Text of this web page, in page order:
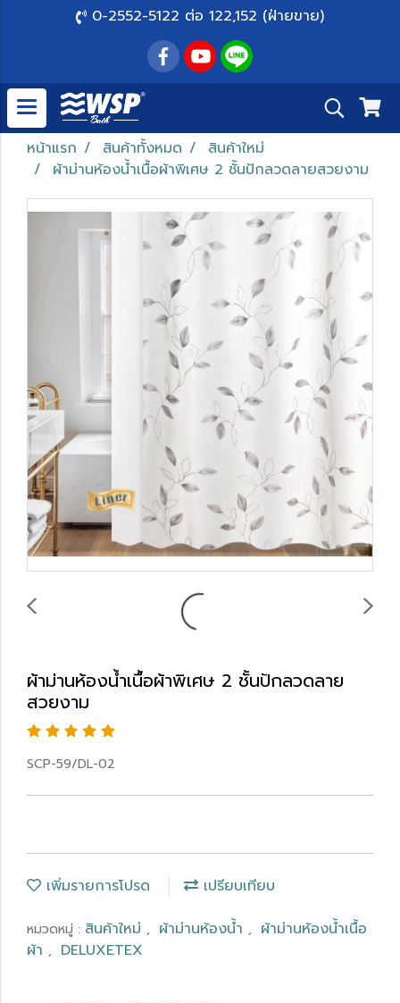
0-2552-5122 ต่อ 122,152 (ฝ่ายขาย)
หน้าแรก สินค้าทั้งหมด
สินค้าใหม่
ผ้าม่านห้องน้ำเนื้อผ้าพิเศษ 2 ชั้นปักลวดลายสวยงาม
ผ้าม่านห้องน้ำเนื้อผ้าพิเศษ 2 ชั้นปักลวดลาย
สวยงาม
SCP-59/DL-02
เพิ่มรายการโปรด เปรียบเทียบ
หมวดหมู่ : สินค้าใหม่ , ผ้าม่านห้องน้ำ , ผ้าม่านห้องน้ำเนื้อ
ผ้า , DELUXETEX